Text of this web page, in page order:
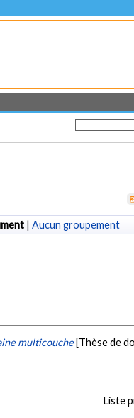
| Aucun groupement
multicouche [Thèse de
Liste